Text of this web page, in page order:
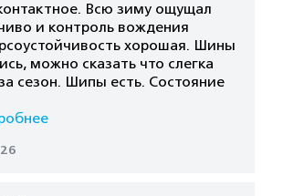
Всю зиму ощущал
и контроль вождения
хорошая. Шины
можно сказать что слегка
сезон. Шипы есть. Состояние